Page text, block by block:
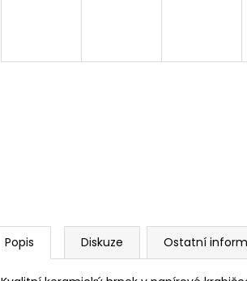
Popis Diskuze Ostatní